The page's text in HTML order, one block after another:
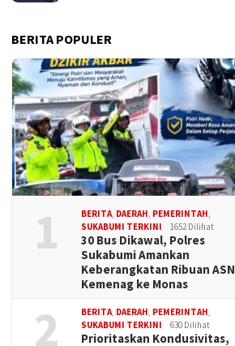
BERITA POPULER
1 BERITA, DAERAH, PEMERINTAH,
SUKABUMI TERKINI
1652 Dilihat
30 Bus Dikawal, Polres
Sukabumi Amankan
Keberangkatan Ribuan ASN
Kemenag ke Monas
2 BERITA, DAERAH, PEMERINTAH,
SUKABUMI TERKINI
630 Dilihat
Prioritaskan Kondusivitas,